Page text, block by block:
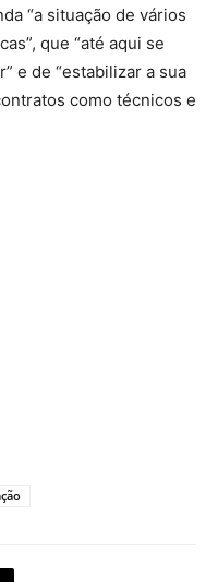
“a situação de vários
que “até aqui se
e de “estabilizar a sua
como técnicos e